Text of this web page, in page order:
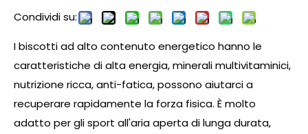
Condividi su:
I biscotti ad alto contenuto energetico hanno le
caratteristiche di alta energia, minerali multivitaminici,
nutrizione ricca, anti-fatica, possono aiutarci a
recuperare rapidamente la forza fisica. È molto
adatto per gli sport all'aria aperta di lunga durata,